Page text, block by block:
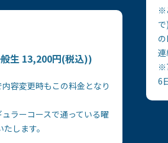
生 13,200円(税込))
容変更時もこの料金となり
ラーコースで通っている曜
します。
※
連
6